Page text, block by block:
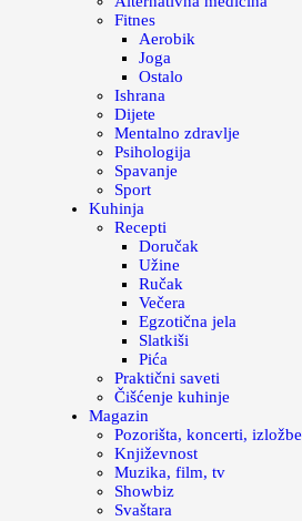
Fitnes
Aerobik
Joga
Ostalo
Ishrana
Dijete
Mentalno zdravlje
Psihologija
Spavanje
Sport
Kuhinja
Recepti
Doručak
Užine
Ručak
Večera
Egzotična jela
Slatkiši
Pića
Praktični saveti
Čišćenje kuhinje
Magazin
Pozorišta, koncerti, izložbe
Književnost
Muzika, film, tv
Showbiz
Svaštara